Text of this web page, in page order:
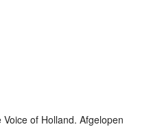
of Holland. Afgelopen